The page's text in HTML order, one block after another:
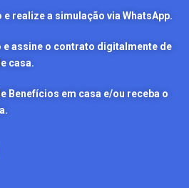
realize a simulação via WhatsApp.
e assine o contrato digitalmente de
casa.
Benefícios em casa e/ou receba o